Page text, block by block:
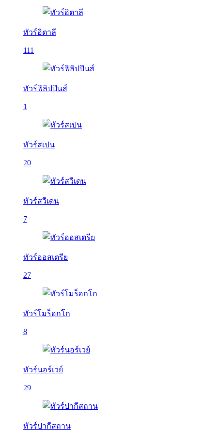
ทัวร์อิตาลี
111
ทัวร์ฟิลิปปินส์
1
ทัวร์สเปน
20
ทัวร์สวีเดน
7
ทัวร์ออสเตรีย
27
ทัวร์โมร็อกโก
8
ทัวร์นอร์เวย์
29
ทัวร์ปากีสถาน